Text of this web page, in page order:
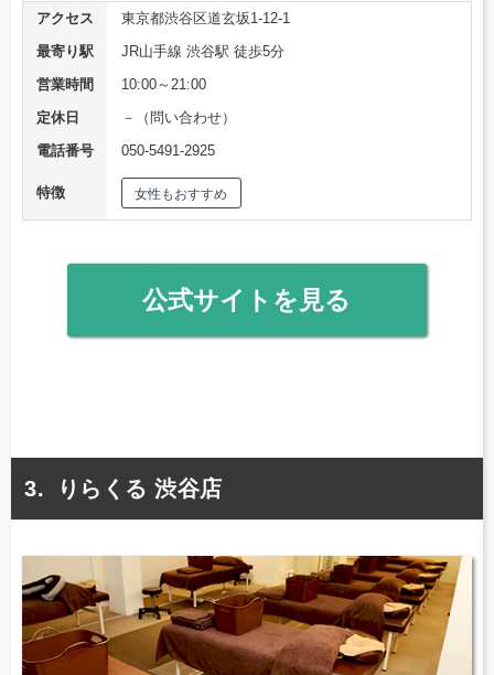
アクセス
東京都渋谷区道玄坂1-12-1
最寄り駅
JR山手線 渋谷駅 徒歩5分
営業時間
10:00～21:00
定休日
－（問い合わせ）
電話番号
050-5491-2925
特徴 女性もおすすめ
公式サイトを見る
りらくる 渋谷店